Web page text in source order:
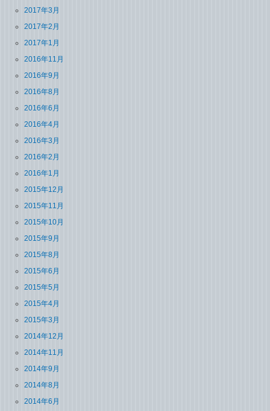
2017年3月
2017年2月
2017年1月
2016年11月
2016年9月
2016年8月
2016年6月
2016年4月
2016年3月
2016年2月
2016年1月
2015年12月
2015年11月
2015年10月
2015年9月
2015年8月
2015年6月
2015年5月
2015年4月
2015年3月
2014年12月
2014年11月
2014年9月
2014年8月
2014年6月